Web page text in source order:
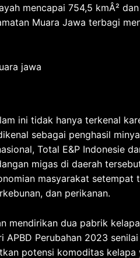
mencapai 754,5 kmÂ²
Muara Jawa terbagi
ini tidak hanya terkenal
sebagai penghasil
Total E&P Indonesie
migas di daerah
masyarakat setempat
dan perikanan.
mendirikan dua pabrik
Perubahan 2023
potensi komoditas kelapa